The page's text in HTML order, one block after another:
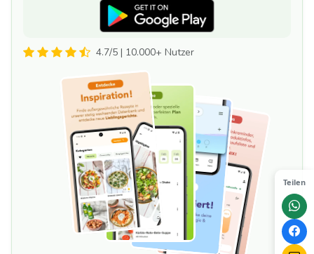
Teilen
4.7/5 | 10.000+ Nutzer